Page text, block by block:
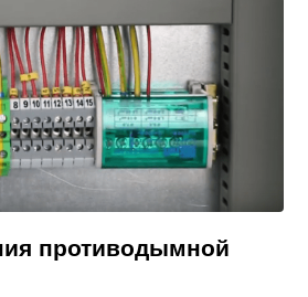
противодымной